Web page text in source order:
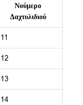
Νούμερο
Δαχτυλιδιού
11
12
13
14